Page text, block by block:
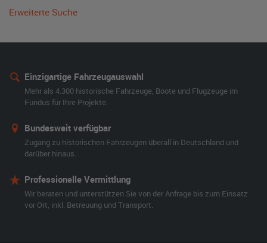
Erweiterte Suche
Einzigartige Fahrzeugauswahl
Mehr als 4.300 historische Fahrzeuge, Boote und Flugzeuge im
Fundus für Ihre Projekte.
Bundesweit verfügbar
Zugang zu historischen Fahrzeugen überall in Deutschland und
darüber hinaus.
Professionelle Vermittlung
Wir beraten und unterstützen Sie von der Anfrage bis zum Einsatz
vor Ort, inkl. Betreuung und Transport.